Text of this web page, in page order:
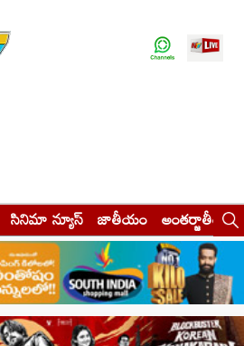
సినిమా న్యూస్ జాతీయం అంతర్జాతీయం